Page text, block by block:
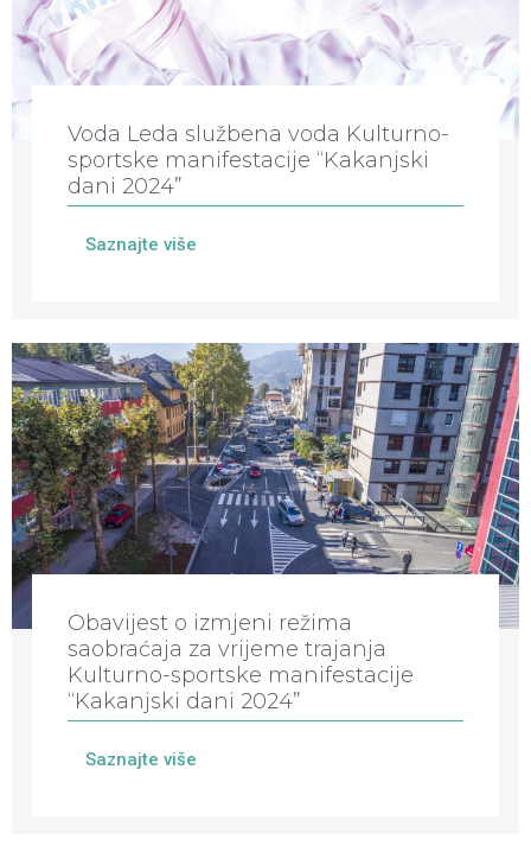
Voda Leda službena voda Kulturno-
sportske manifestacije “Kakanjski
dani 2024”
Saznajte više
Obavijest o izmjeni režima
saobraćaja za vrijeme trajanja
Kulturno-sportske manifestacije
“Kakanjski dani 2024”
Saznajte više